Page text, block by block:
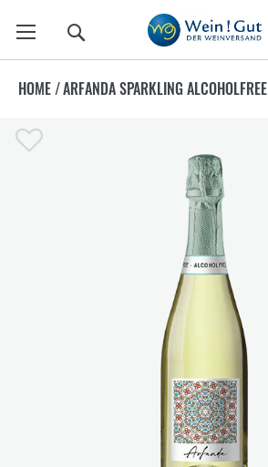
HOME/ARFANDA SPARKLING ALCOHOLFREE